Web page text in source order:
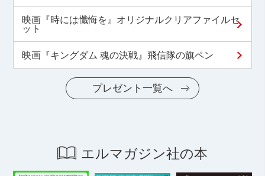
映画『時には懺悔を』オリジナルクリアファイルセ
ット
映画『キングダム 魂の決戦』飛信隊の旗ペン
プレゼント一覧へ
エルマガジン社の本